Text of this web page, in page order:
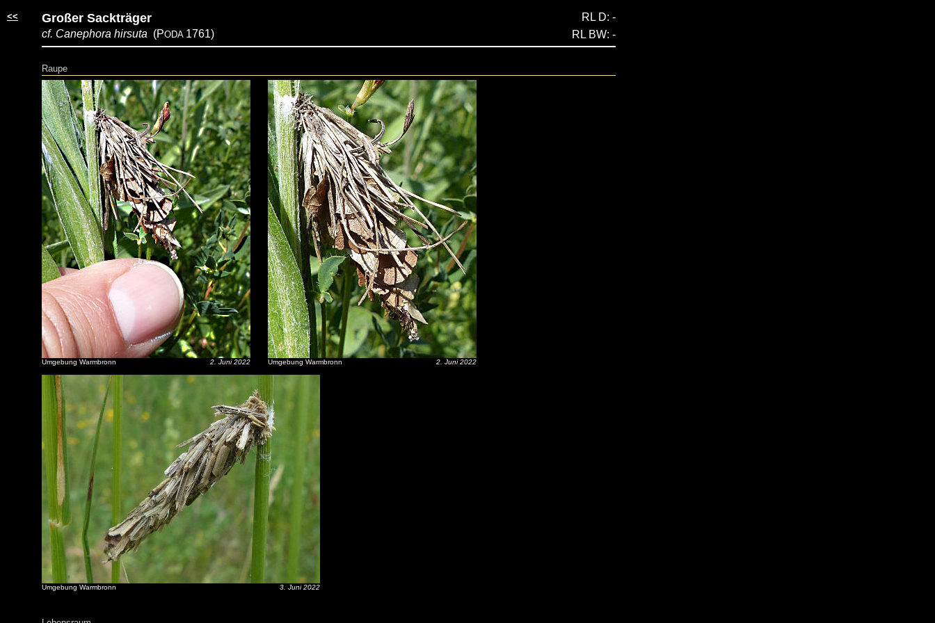
<< Großer Sackträger
cf. Canephora hirsuta (PODA 1761)
RL D: -
RL BW: -
Raupe
Umgebung Warmbronn 2. Juni 2022 Umgebung Warmbronn 2. Juni 2022
Umgebung Warmbronn 3. Juni 2022